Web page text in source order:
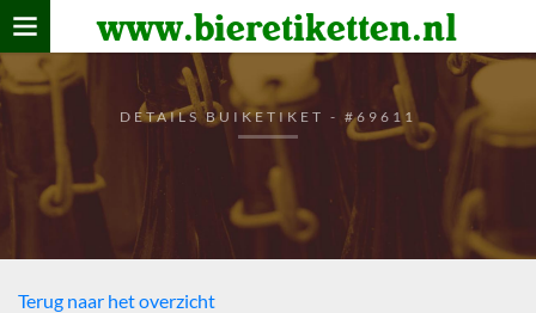
www.bieretiketten.nl
Home
verzamelen
De bierkaart
Bezoekers
DETAILS BUIKETIKET - #69611
Terug naar het overzicht